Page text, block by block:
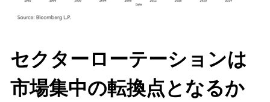
セクターローテーションは
市場集中の転換点となるか